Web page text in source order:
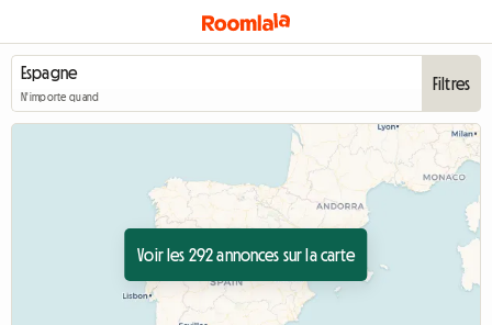
N'importe quand
Filtres
Voir les 292 annonces sur la carte